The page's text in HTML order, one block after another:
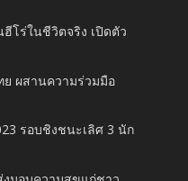
โร่ในชีวิตจริง เปิดตัว
ย ผสานความร่วมมือ
รอบชิงชนะเลิศ 3 นัก